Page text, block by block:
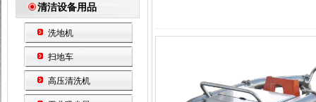
清洁设备用品
洗地机
扫地车
高压清洗机